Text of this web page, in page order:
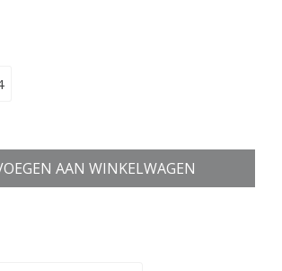
AAN WINKELWAGEN